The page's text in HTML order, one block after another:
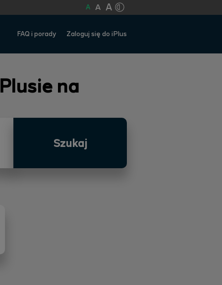
A A A
FAQ i porady Zaloguj się do iPlus
na
Szukaj